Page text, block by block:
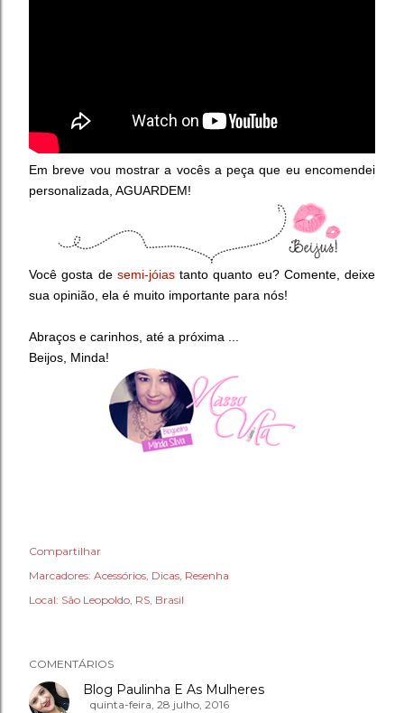
Em breve vou mostrar a vocês a peça que eu encomendei
personalizada, AGUARDEM!
Você gosta de semi-jóiastanto quanto eu? Comente, deixe
sua opinião, ela é muito importante para nós!
Abraços e carinhos, até a próxima ...
Beijos, Minda!
Compartilhar
Marcadores: Acessórios Dicas Resenha
Local: São Leopoldo, RS, Brasil
COMENTÁRIOS
Blog Paulinha E As Mulheres
quinta-feira, 28 julho, 2016